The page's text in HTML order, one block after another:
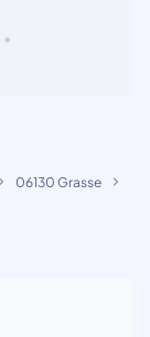
•
06130 Grasse